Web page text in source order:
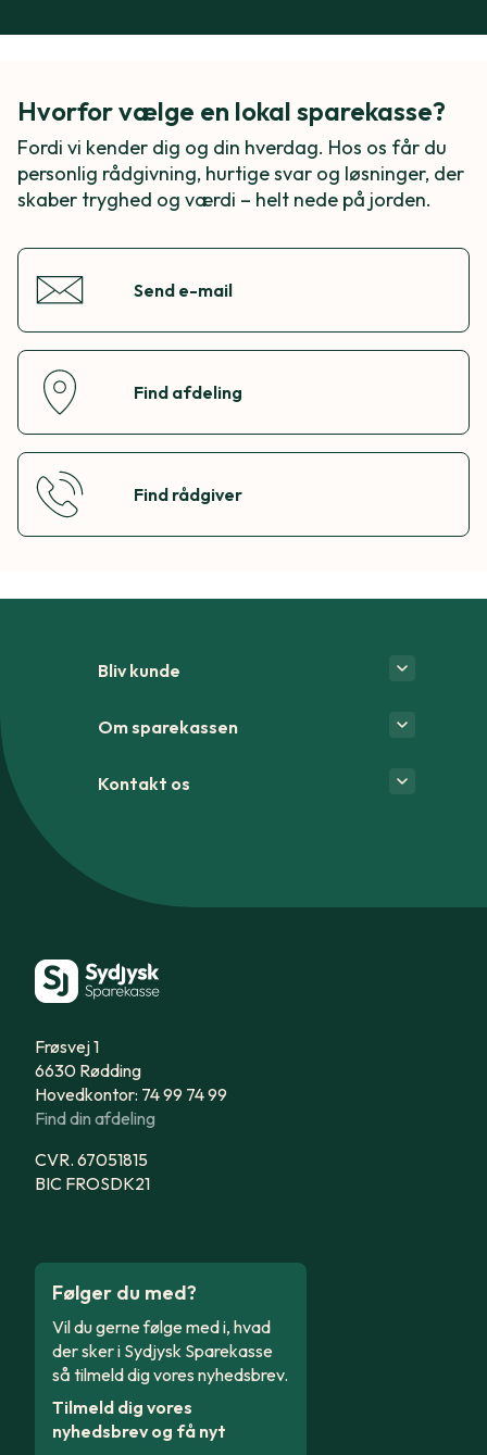
Hvorfor vælge en lokal sparekasse?
Fordi vi kender dig og din hverdag. Hos os får du
personlig rådgivning, hurtige svar og løsninger, der
skaber tryghed og værdi – helt nede på jorden.
Send e-mail
Find afdeling
Find rådgiver
Bliv kunde
Om sparekassen
Kontakt os
Frøsvej 1
6630 Rødding
Hovedkontor: 74 99 74 99
Find din afdeling
CVR. 67051815
BIC FROSDK21
Følger du med?
Vil du gerne følge med i, hvad
der sker i Sydjysk Sparekasse
så tilmeld dig vores nyhedsbrev.
Tilmeld dig vores
nyhedsbrev og få nyt